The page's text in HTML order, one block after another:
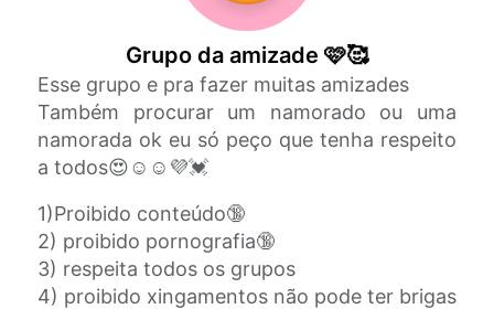
Grupo da amizade 🩷🥰
Esse grupo e pra fazer muitas amizades
Também procurar um namorado ou uma
namorada ok eu só peço que tenha respeito
a todos😍☺️☺️💜💓
1)Proibido conteúdo🔞
2) proibido pornografia🔞
3) respeita todos os grupos
4) proibido xingamentos não pode ter brigas